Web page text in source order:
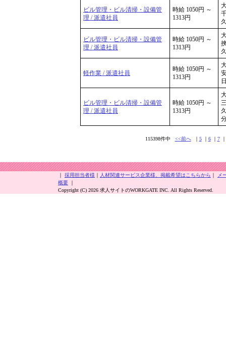
ビル管理・ビル清掃・設備管
理 / 派遣社員
時給 1050円 ～
1313円
ビル管理・ビル清掃・設備管
理 / 派遣社員
時給 1050円 ～
1313円
軽作業 / 派遣社員
時給 1050円 ～
1313円
ビル管理・ビル清掃・設備管
理 / 派遣社員
時給 1050円 ～
1313円
115398件中 <<前へ｜ 5｜ 6｜ 7｜
｜ 採用担当者様 ｜ 人材関連サービス企業様、掲載希望はこちらから ｜
メ
概要 ｜
Copyright (C) 2026 求人サイトのWORKGATE INC. All Rights Reserved.